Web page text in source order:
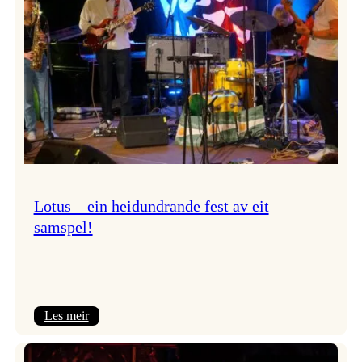
NTNU!
Lotus – ein heidundrande fest av eit
samspel!
Les meir:
–